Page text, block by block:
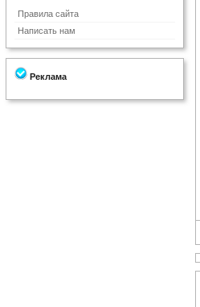
Правила сайта
Написать нам
Реклама